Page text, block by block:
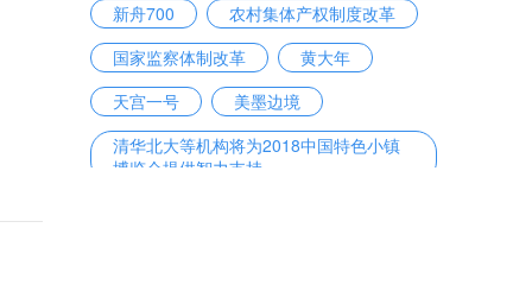
新舟700
农村集体产权制度改革
国家监察体制改革
黄大年
天宫一号
美墨边境
清华北大等机构将为2018中国特色小镇
博览会提供智力支持